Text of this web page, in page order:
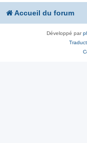
Accueil du forum
Développé par